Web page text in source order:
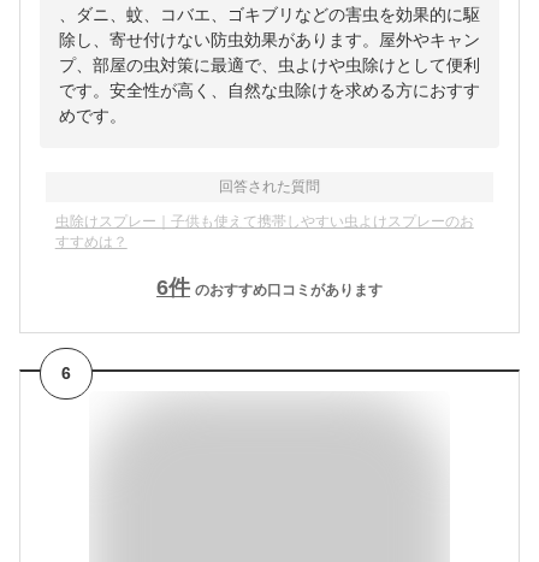
、ダニ、蚊、コバエ、ゴキブリなどの害虫を効果的に駆
除し、寄せ付けない防虫効果があります。屋外やキャン
プ、部屋の虫対策に最適で、虫よけや虫除けとして便利
です。安全性が高く、自然な虫除けを求める方におすす
めです。
回答された質問
虫除けスプレー｜子供も使えて携帯しやすい虫よけスプレーのお
すすめは？
6件 のおすすめ口コミがあります
6